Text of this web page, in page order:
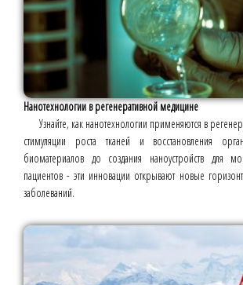
Нанотехнологии в регенеративной медицине
Узнайте, как нанотехнологии применяются в
стимуляции роста тканей и восстановления
биоматериалов до создания наноустройств для
пациентов - эти инновации открывают новые
заболеваний.